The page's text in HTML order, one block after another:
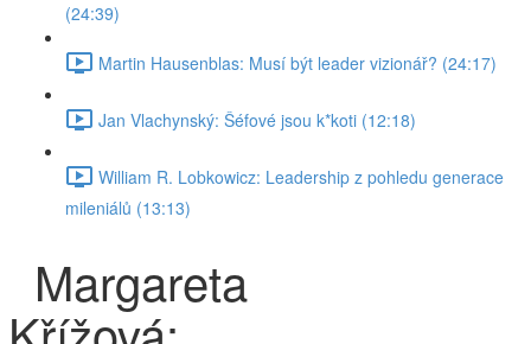
(24:39)
Martin Hausenblas: Musí být leader vizionář? (24:17)
Jan Vlachynský: Šéfové jsou k*koti (12:18)
William R. Lobkowicz: Leadership z pohledu generace
mileniálů (13:13)
Margareta